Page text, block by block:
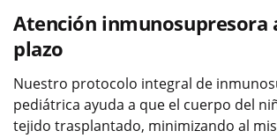
Atención inmunosupresora
plazo
Nuestro protocolo integral de
pediátrica ayuda a que el cuerpo del
tejido trasplantado, minimizando al